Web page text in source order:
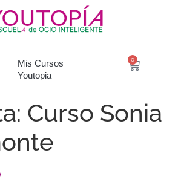
Mis Cursos
Youtopia
0
Curso Sonia